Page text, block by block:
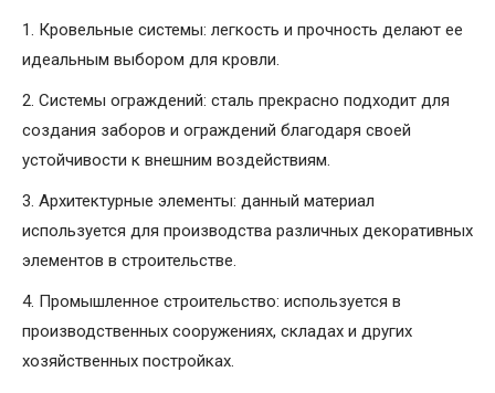
1. Кровельные системы: легкость и прочность делают ее
идеальным выбором для кровли.
2. Системы ограждений: сталь прекрасно подходит для
создания заборов и ограждений благодаря своей
устойчивости к внешним воздействиям.
3. Архитектурные элементы: данный материал
используется для производства различных декоративных
элементов в строительстве.
4. Промышленное строительство: используется в
производственных сооружениях, складах и других
хозяйственных постройках.